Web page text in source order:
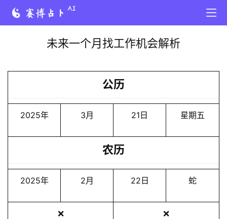
未来一个月找工作机会解析
公历
2025年 3月 21日 星期五
农历
2025年 2月 22日 蛇
❌ ❌